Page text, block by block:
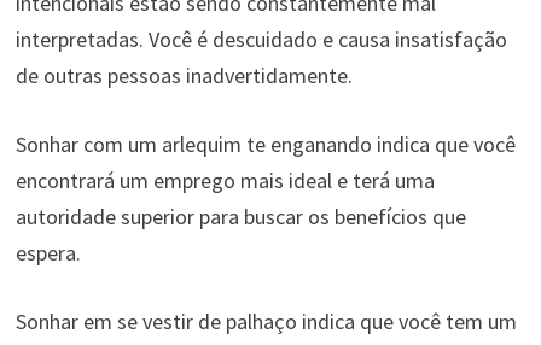
interpretadas. Você é descuidado e causa insatisfação
de outras pessoas inadvertidamente.
Sonhar com um arlequim te enganando indica que você
encontrará um emprego mais ideal e terá uma
autoridade superior para buscar os benefícios que
espera.
Sonhar em se vestir de palhaço indica que você tem um